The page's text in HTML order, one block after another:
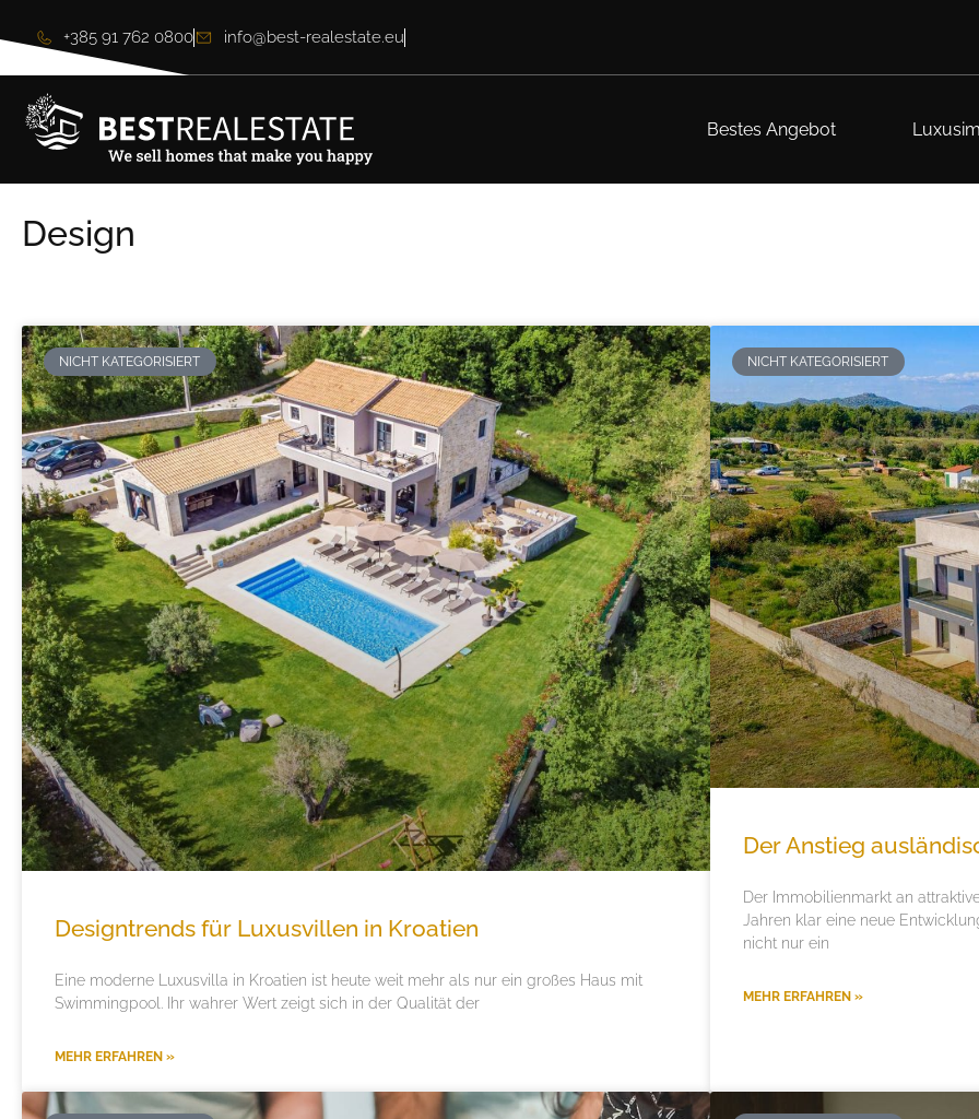
+385 91 762 0800 info@best-realestate.eu
Bestes Angebot
Design
NICHT KATEGORISIERT
Designtrends für Luxusvillen in Kroatien
Eine moderne Luxusvilla in Kroatien ist heute weit mehr als nur ein großes Haus mit
Swimmingpool. Ihr wahrer Wert zeigt sich in der Qualität der
MEHR ERFAHREN »
NICHT KATEGORISIERT
Der Anstieg
Der Immobilienmarkt an
Jahren klar eine neue
nicht nur ein
MEHR ERFAHREN »